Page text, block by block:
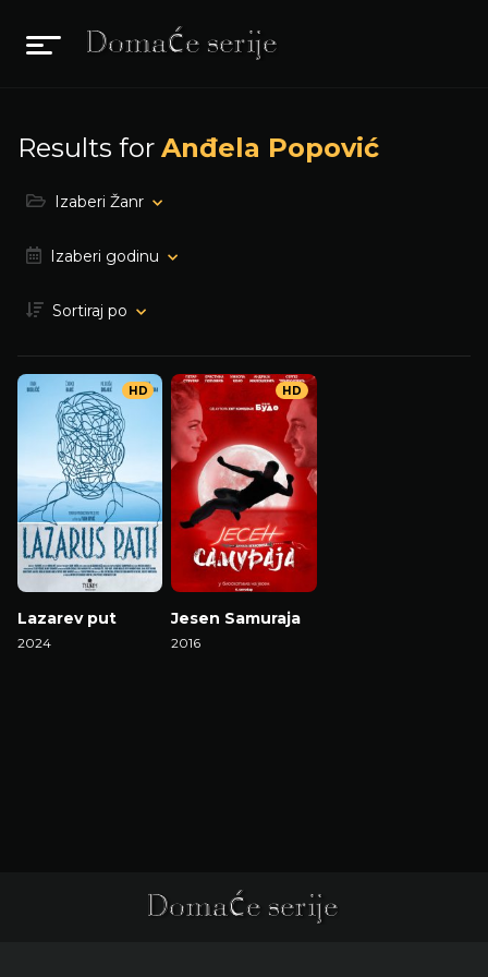
Results for Anđela Popović
Izaberi Žanr
Izaberi godinu
Sortiraj po
Lazarev put
2024
HD
Jesen Samuraja
2016
HD